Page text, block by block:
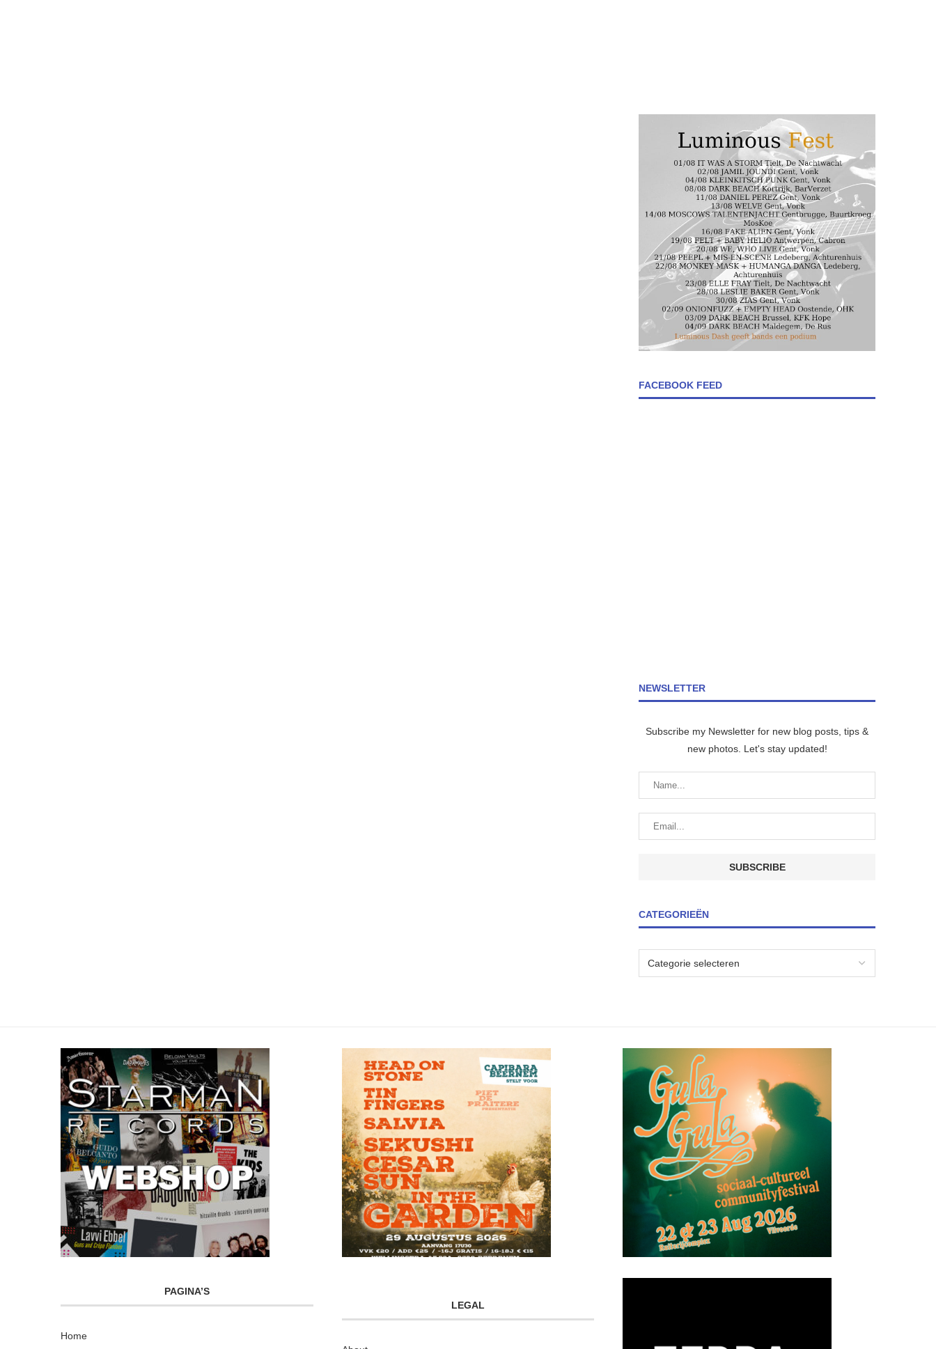
FACEBOOK FEED
NEWSLETTER
Subscribe my Newsletter for new blog posts, tips &
new photos. Let's stay updated!
CATEGORIEËN
PAGINA’S
Home
LEGAL